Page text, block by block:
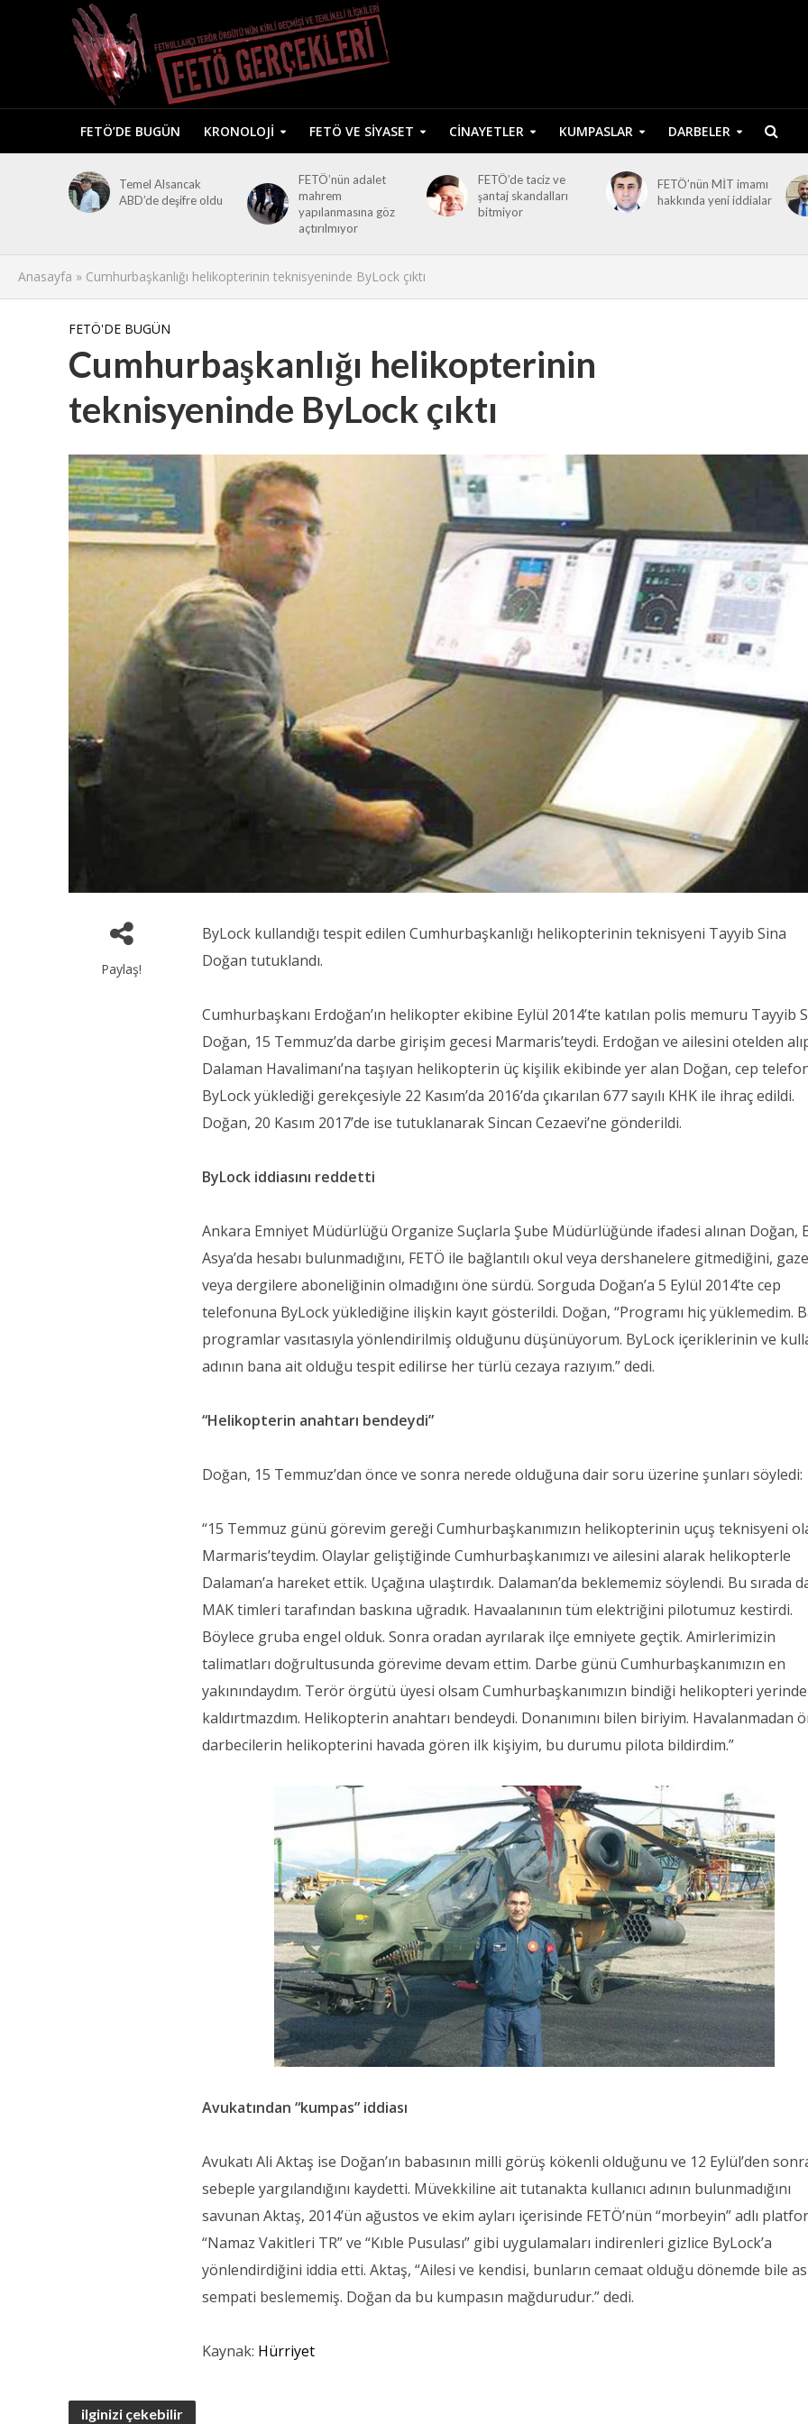
FETÖ’DE BUGÜN KRONOLOJI FETÖ VE SIYASET CINAYETLER KUMPASLAR DARBELER
Temel Alsancak
ABD’de deşifre oldu
FETÖ’nün adalet
mahrem
yapılanmasına göz
açtırılmıyor
FETÖ’de taciz ve
şantaj skandalları
bitmiyor
FETÖ’nün MİT imamı
hakkında yeni iddialar
Anasayfa » Cumhurbaşkanlığı helikopterinin teknisyeninde ByLock çıktı
FETÖ'DE BUGÜN
Cumhurbaşkanlığı helikopterinin
teknisyeninde ByLock çıktı
Paylaş!
ByLock kullandığı tespit edilen Cumhurbaşkanlığı helikopterinin teknisyeni Tayyib Sina
Doğan tutuklandı.
Cumhurbaşkanı Erdoğan’ın helikopter ekibine Eylül 2014’te katılan polis memuru Tayyib
Doğan, 15 Temmuz’da darbe girişim gecesi Marmaris’teydi. Erdoğan ve ailesini otelden
Dalaman Havalimanı’na taşıyan helikopterin üç kişilik ekibinde yer alan Doğan, cep
ByLock yüklediği gerekçesiyle 22 Kasım’da 2016’da çıkarılan 677 sayılı KHK ile ihraç edildi.
Doğan, 20 Kasım 2017’de ise tutuklanarak Sincan Cezaevi’ne gönderildi.
ByLock iddiasını reddetti
Ankara Emniyet Müdürlüğü Organize Suçlarla Şube Müdürlüğünde ifadesi alınan Doğan,
Asya’da hesabı bulunmadığını, FETÖ ile bağlantılı okul veya dershanelere gitmediğini,
veya dergilere aboneliğinin olmadığını öne sürdü. Sorguda Doğan’a 5 Eylül 2014’te cep
telefonuna ByLock yüklediğine ilişkin kayıt gösterildi. Doğan, “Programı hiç yüklemedim.
programlar vasıtasıyla yönlendirilmiş olduğunu düşünüyorum. ByLock içeriklerinin ve
adının bana ait olduğu tespit edilirse her türlü cezaya razıyım.” dedi.
“Helikopterin anahtarı bendeydi”
Doğan, 15 Temmuz’dan önce ve sonra nerede olduğuna dair soru üzerine şunları söyledi:
“15 Temmuz günü görevim gereği Cumhurbaşkanımızın helikopterinin uçuş teknisyeni
Marmaris’teydim. Olaylar geliştiğinde Cumhurbaşkanımızı ve ailesini alarak helikopterle
Dalaman’a hareket ettik. Uçağına ulaştırdık. Dalaman’da beklememiz söylendi. Bu sırada
MAK timleri tarafından baskına uğradık. Havaalanının tüm elektriğini pilotumuz kestirdi.
Böylece gruba engel olduk. Sonra oradan ayrılarak ilçe emniyete geçtik. Amirlerimizin
talimatları doğrultusunda görevime devam ettim. Darbe günü Cumhurbaşkanımızın en
yakınındaydım. Terör örgütü üyesi olsam Cumhurbaşkanımızın bindiği helikopteri
kaldırtmazdım. Helikopterin anahtarı bendeydi. Donanımını bilen biriyim. Havalanmadan
darbecilerin helikopterini havada gören ilk kişiyim, bu durumu pilota bildirdim.”
Avukatından “kumpas” iddiası
Avukatı Ali Aktaş ise Doğan’ın babasının milli görüş kökenli olduğunu ve 12 Eylül’den
sebeple yargılandığını kaydetti. Müvekkiline ait tutanakta kullanıcı adının bulunmadığını
savunan Aktaş, 2014’ün ağustos ve ekim ayları içerisinde FETÖ’nün “morbeyin” adlı
“Namaz Vakitleri TR” ve “Kıble Pusulası” gibi uygulamaları indirenleri gizlice ByLock’a
yönlendirdiğini iddia etti. Aktaş, “Ailesi ve kendisi, bunların cemaat olduğu dönemde bile
sempati beslememiş. Doğan da bu kumpasın mağdurudur.” dedi.
Kaynak: Hürriyet
ilginizi çekebilir